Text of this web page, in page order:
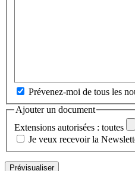
Prévenez-moi de tous les
Ajouter un document
Extensions autorisées : toutes
Je veux recevoir la